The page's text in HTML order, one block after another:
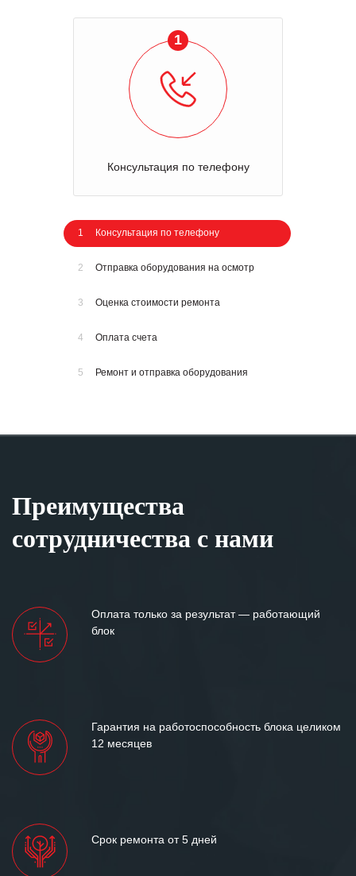
1
Консультация по телефону
1 Консультация по телефону
2 Отправка оборудования на осмотр
3 Оценка стоимости ремонта
4 Оплата счета
5 Ремонт и отправка оборудования
Преимущества
сотрудничества с нами
Оплата только за результат — работающий
блок
Гарантия на работоспособность блока целиком
12 месяцев
Срок ремонта от 5 дней